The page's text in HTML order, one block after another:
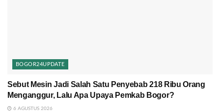
BOGOR24UPDATE
Sebut Mesin Jadi Salah Satu Penyebab 218 Ribu Orang
Menganggur, Lalu Apa Upaya Pemkab Bogor?
6 AGUSTUS 2026